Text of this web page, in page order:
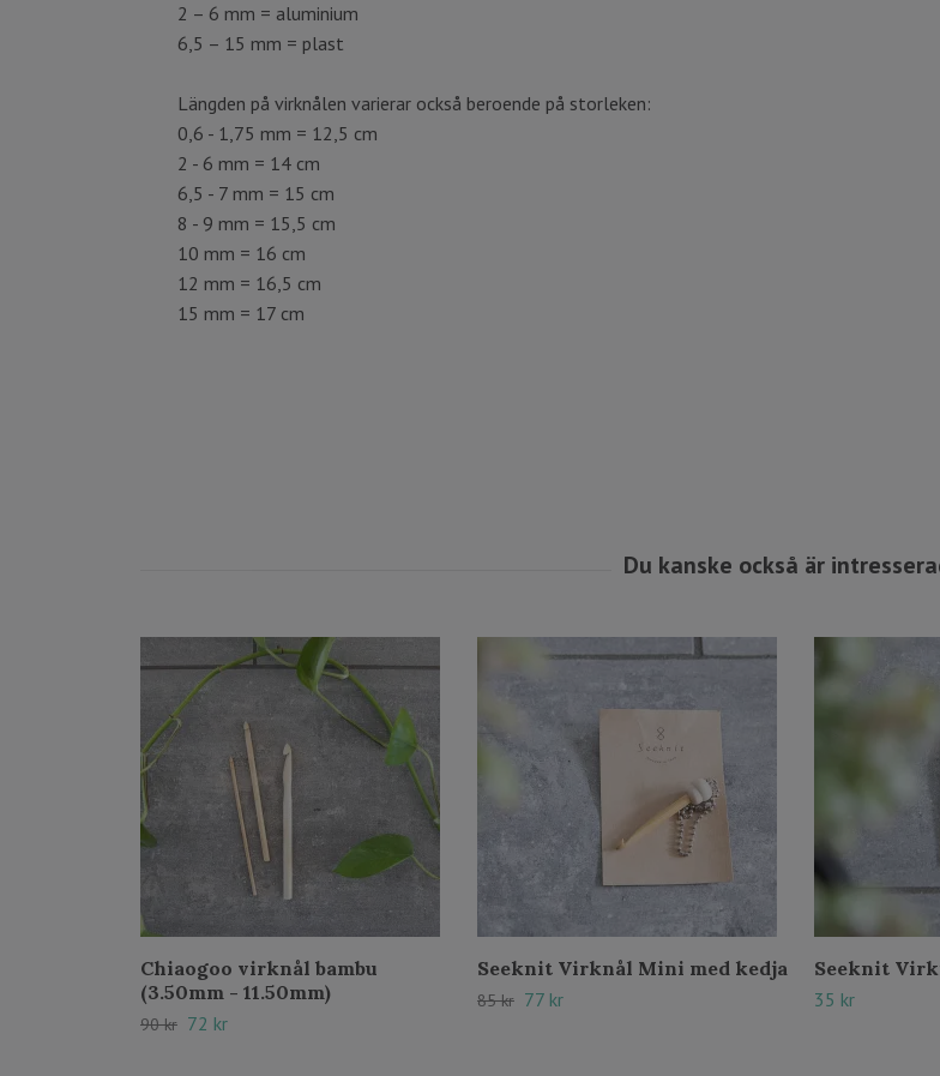
2 – 6 mm = aluminium
6,5 – 15 mm = plast
Längden på virknålen varierar också beroende på storleken:
0,6 - 1,75 mm = 12,5 cm
2 - 6 mm = 14 cm
6,5 - 7 mm = 15 cm
8 - 9 mm = 15,5 cm
10 mm = 16 cm
12 mm = 16,5 cm
15 mm = 17 cm
Chiaogoo virknål bambu
(3.50mm - 11.50mm)
90 kr 72 kr
Seeknit Virknål Mini med kedja
85 kr 77 kr
Seeknit
35 kr